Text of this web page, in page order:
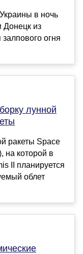
в ночь
Донецк из
огня
лунной
ракеты Space
на которой в
II планируется
облет